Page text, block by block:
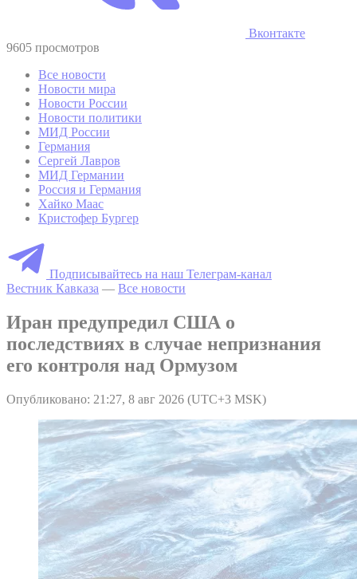
Вконтакте
9605 просмотров
Все новости
Новости мира
Новости России
Новости политики
МИД России
Германия
Сергей Лавров
МИД Германии
Россия и Германия
Хайко Маас
Кристофер Бургер
Подписывайтесь на наш Телеграм-канал
Вестник Кавказа — Все новости
Иран предупредил США о
последствиях в случае непризнания
его контроля над Ормузом
Опубликовано: 21:27, 8 авг 2026 (UTC+3 MSK)